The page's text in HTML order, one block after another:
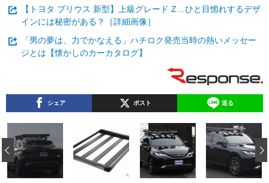
【トヨタ プリウス 新型】上級グレード Z…ひと目惚れするデザ
インには秘密がある？［詳細画像］
「男の夢は、力でかなえる」ハチロク発売当時の熱いメッセー
ジとは【懐かしのカーカタログ】
シェア ポスト 送る
‹